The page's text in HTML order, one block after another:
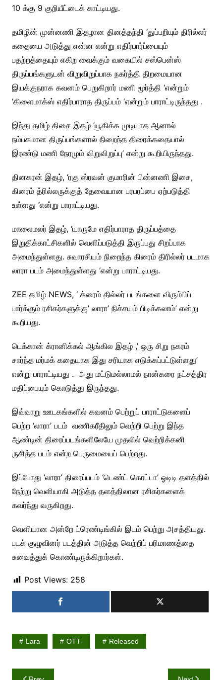
10 க்கு 9 குறியீட்டைக் காட்டியது.
தமிழின் முன்னணி இதழான தினத்தந்தி ‘துப்பறியும் திரில்லர்
கதையை அடுத்து என்ன என்று எதிர்பார்ப்பையும்
பதற்றத்தையும் எகிற வைக்கும் வகையில் சஸ்பென்ஸ்
திருப்பங்களுடன் விறுவிறுப்பாக நகர்த்தி திறமையான
இயக்குநராக கவனம் பெறுகிறார் மணி மூர்த்தி ‘என்றும்
‘கிளைமாக்ஸ் எதிர்பாராத திருப்பம் ‘என்றும் பாராட்டிருந்தது .
இந்து தமிழ் திசை இதழ் ‘யூகிக்க முடியாத ஆனால்
நம்பகமான திருப்பங்களால் நிறைந்த திரைக்கதையால்
இரண்டு மணி நேரமும் விறுவிறுப்பு’ என்று கூறியிருந்தது.
தினகரன் இதழ், ‘ரகு ஸ்ரவன் குமாரின் பின்னணி இசை,
கிரைம் த்ரில்லருக்குத் தேவையான பரபரப்பை ஏற்படுத்தி
உள்ளது ‘என்று பாராட்டியது.
மாலைமலர் இதழ், ‘யாருமே எதிர்பாராத திருப்பத்தை
இறுதிக்காட்சிகளில் வெளிப்படுத்தி இருப்பது சிறப்பாக
அமைந்துள்ளது. சுவாரசியம் நிறைந்த கிரைம் திரில்லர் படமாக
லாரா படம் அமைந்துள்ளது ‘என்று பாராட்டியது.
ZEE தமிழ் NEWS, ‘ க்ரைம் தில்லர் படங்களை விரும்பிப்
பார்க்கும் ரசிகர்களுக்கு’ லாரா’ நிச்சயம் பிடிக்கலாம்’ என்று
கூறியது.
டெக்கான் க்ரானிக்கல் ஆங்கில இதழ் ,’ ஒரு சிறு நகரம்
சார்ந்த மர்மக் கதையாக இது சரியாக எடுக்கப்பட்டுள்ளது’
என்று பாராட்டியது . அது மட்டுமல்லாமல் நான்கரை நட்சத்திர
மதிப்பையும் கொடுத்து இருந்தது.
இவ்வாறு ஊடகங்களில் கவனம் பெற்றுப் பாராட்டுகளைப்
பெற்ற ‘லாரா’ படம் வணிகரீதிலும் வெற்றி பெற்று இந்த
ஆண்டின் திரைப்படங்களிலேயே முதலில் வெற்றிக்கனி
ருசித்த படம் என்ற பெருமையைப் பெற்றது.
இப்போது ‘லாரா’ திரைப்படம் ‘டெண்ட் கொட்டா’ ஓடிடி தளத்தில்
நேற்று வெளியாகி அடுத்த தளத்திலான ரசிகர்களைக்
கவர்ந்து வருகிறது.
வெளியான அன்றே ட்ரெண்டிங்கில் இடம் பெற்று அசத்தியது.
படக் குழுவினர் படத்தின் அடுத்த வெற்றிப் பரிமாணத்தை
சுவைத்துக் கொண்டிருக்கிறார்கள்.
Post Views: 258
Lara OTT- Released
Post